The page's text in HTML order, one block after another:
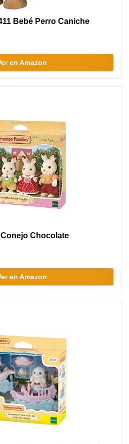
Bebé Perro Caniche
en Amazon
Conejo Chocolate
en Amazon